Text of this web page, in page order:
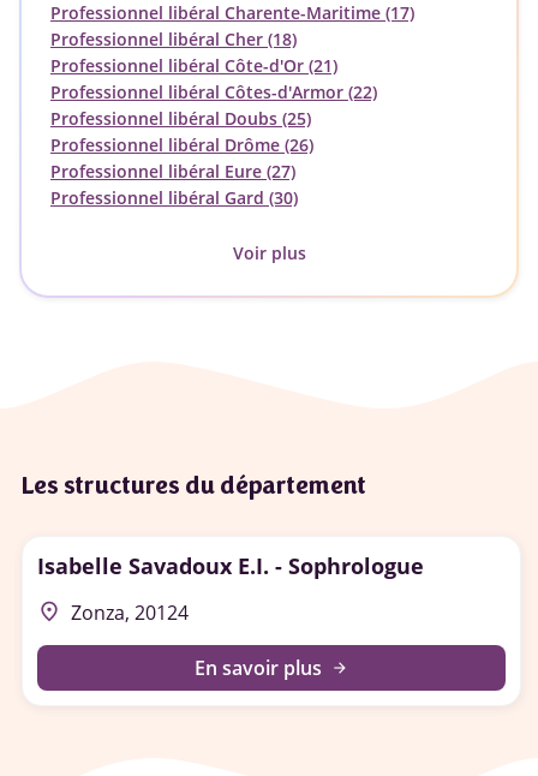
Professionnel libéral Charente-Maritime (17)
Professionnel libéral Cher (18)
Professionnel libéral Côte-d'Or (21)
Professionnel libéral Côtes-d'Armor (22)
Professionnel libéral Doubs (25)
Professionnel libéral Drôme (26)
Professionnel libéral Eure (27)
Professionnel libéral Gard (30)
Voir plus
Les structures du département
Isabelle Savadoux E.I. - Sophrologue
place Zonza, 20124
En savoir plus arrow_forward